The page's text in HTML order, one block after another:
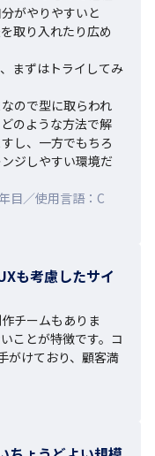
がやりやすいと
取り入れたり広め
まずはトライしてみ
ので型に取らわれ
のような方法で解
し、一方でもちろ
ジしやすい環境だ
目／使用言語：C
も考慮したサイ
チームもありま
ことが特徴です。コ
がけており、顧客満